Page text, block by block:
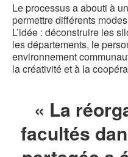
Le processus a abouti à
permettre différents
L’idée : déconstruire les
les départements, le
environnement
la créativité et à la
« La
facultés